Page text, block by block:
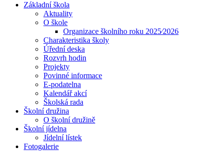
Základní škola
Aktuality
O škole
Organizace školního roku 2025⁄2026
Charakteristika školy
Úřední deska
Rozvrh hodin
Projekty
Povinné informace
E-podatelna
Kalendář akcí
Školská rada
Školní družina
O školní družině
Školní jídelna
Jídelní lístek
Fotogalerie